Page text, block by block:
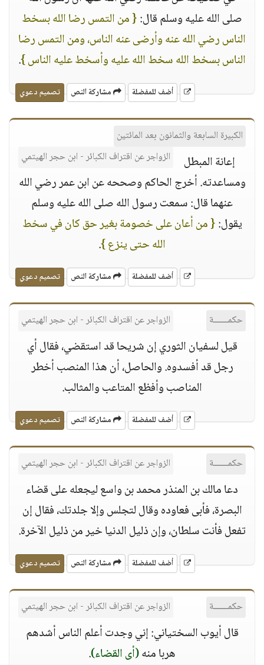
صلى الله عليه وسلم قال:{ من التمس رضا الله بسخط
الناس رضي الله عنه وأرضى عنه الناس، ومن التمس رضا
الناس بسخط الله سخط الله عليه وأسخط عليه الناس }.
أضف للمفضلة مشاركة النص تصميم دعوي
الكبيرة السابعة والثمانون بعد المائتين
الزواجر عن اقتراف الكبائر - ابن حجر الهيتمي
إعانة المبطل
ومساعدته. أخرج الحاكم وصححه عن ابن عمر رضي الله
عنهما قال: سمعت رسول الله صلى الله عليه وسلم
يقول:{ من أعان على خصومة بغير حق كان في سخط
الله حتى ينزع }.
أضف للمفضلة مشاركة النص تصميم دعوي
حكمــــــة الزواجر عن اقتراف الكبائر - ابن حجر الهيتمي
قيل لسفيان الثوري إن شريحا قد استقضي، فقال أي
رجل قد أفسدوه. والحاصل، أن هذا المنصب أخطر
المناصب وأفظع المتاعب والمثالب.
أضف للمفضلة مشاركة النص تصميم دعوي
حكمــــــة الزواجر عن اقتراف الكبائر - ابن حجر الهيتمي
دعا مالك بن المنذر محمد بن واسع ليجعله على قضاء
البصرة، فأبى فعاوده وقال لتجلس وإلا جلدتك، فقال إن
تفعل فأنت سلطان، وإن ذليل الدنيا خير من ذليل الآخرة.
أضف للمفضلة مشاركة النص تصميم دعوي
حكمــــــة الزواجر عن اقتراف الكبائر - ابن حجر الهيتمي
قال أيوب السختياني: إني وجدت أعلم الناس أشدهم
هربا منه(أى القضاء).